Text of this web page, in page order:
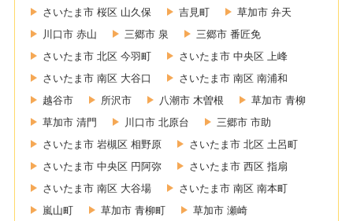
さいたま市 桜区 山久保 吉見町
草加市 弁天
川口市 赤山
三郷市 泉
三郷市 番匠免
さいたま市 北区 今羽町
さいたま市 中央区 上峰
さいたま市 南区 大谷口
さいたま市 南区 南浦和
越谷市
所沢市 八潮市 木曽根
草加市 青柳
草加市 清門
川口市 北原台
三郷市 市助
さいたま市 岩槻区 相野原
さいたま市 北区 土呂町
さいたま市 中央区 円阿弥
さいたま市 西区 指扇
さいたま市 南区 大谷場
さいたま市 南区 南本町
嵐山町
草加市 青柳町
草加市 瀬崎